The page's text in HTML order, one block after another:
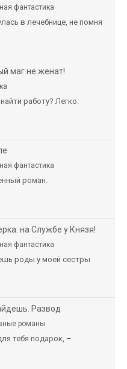
фантастика
в лечебнице, не помня
маг не женат!
работу? Легко.
фантастика
роман.
на Службе у Князя!
фантастика
роды у моей сестры
Развод
романы
тебя подарок, –